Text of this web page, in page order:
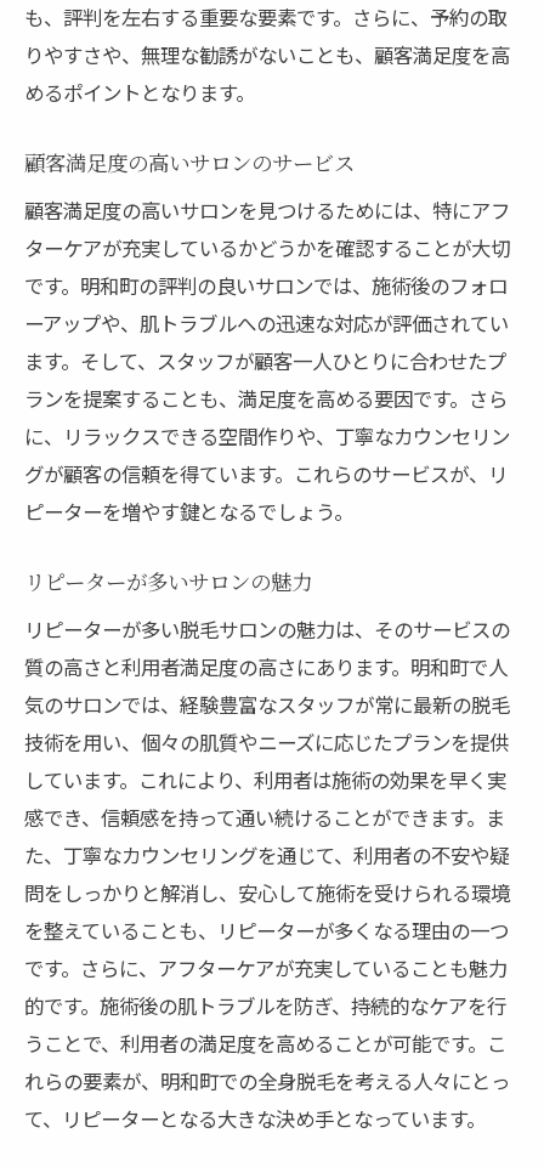
も、評判を左右する重要な要素です。さらに、予約の取
りやすさや、無理な勧誘がないことも、顧客満足度を高
めるポイントとなります。
顧客満足度の高いサロンのサービス
顧客満足度の高いサロンを見つけるためには、特にアフ
ターケアが充実しているかどうかを確認することが大切
です。明和町の評判の良いサロンでは、施術後のフォロ
ーアップや、肌トラブルへの迅速な対応が評価されてい
ます。そして、スタッフが顧客一人ひとりに合わせたプ
ランを提案することも、満足度を高める要因です。さら
に、リラックスできる空間作りや、丁寧なカウンセリン
グが顧客の信頼を得ています。これらのサービスが、リ
ピーターを増やす鍵となるでしょう。
リピーターが多いサロンの魅力
リピーターが多い脱毛サロンの魅力は、そのサービスの
質の高さと利用者満足度の高さにあります。明和町で人
気のサロンでは、経験豊富なスタッフが常に最新の脱毛
技術を用い、個々の肌質やニーズに応じたプランを提供
しています。これにより、利用者は施術の効果を早く実
感でき、信頼感を持って通い続けることができます。ま
た、丁寧なカウンセリングを通じて、利用者の不安や疑
問をしっかりと解消し、安心して施術を受けられる環境
を整えていることも、リピーターが多くなる理由の一つ
です。さらに、アフターケアが充実していることも魅力
的です。施術後の肌トラブルを防ぎ、持続的なケアを行
うことで、利用者の満足度を高めることが可能です。こ
れらの要素が、明和町での全身脱毛を考える人々にとっ
て、リピーターとなる大きな決め手となっています。